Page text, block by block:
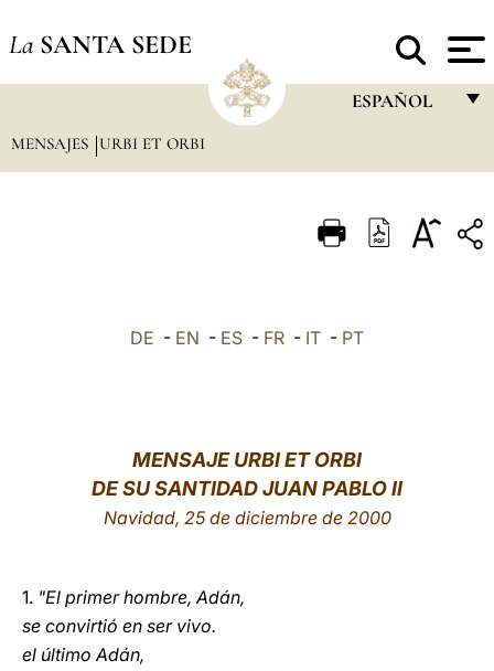
La SANTA SEDE
ESPAÑOL
ITALIANO
中文
LATINE
MENSAJES URBI ET ORBI
DE - EN - ES - FR - IT - PT
MENSAJE URBI ET ORBI
DE SU SANTIDAD JUAN PABLO II
Navidad, 25 de diciembre de 2000
1. "El primer hombre, Adán,
se convirtió en ser vivo.
el último Adán,